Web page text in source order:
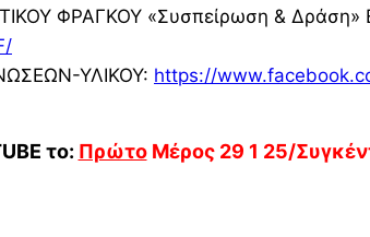
ΦΡΑΓΚΟΥ «Συσπείρωση &
ΥΛΙΚΟΥ: https://
το: ΠρώτοΜέρος 29 1 25/